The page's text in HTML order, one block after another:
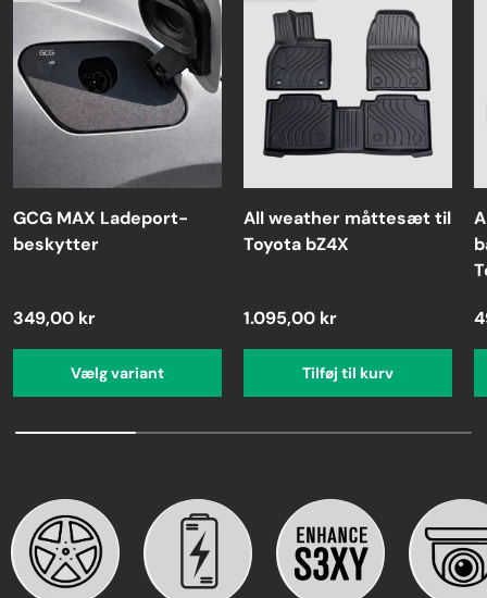
GCG MAX Ladeport-
beskytter
349,00 kr
Vælg variant
All weather måttesæt til
Toyota bZ4X
1.095,00 kr
Tilføj til kurv